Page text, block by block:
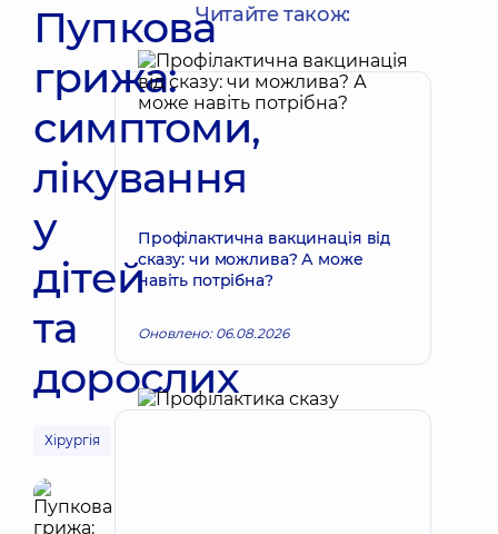
Пупкова
грижа:
симптоми,
лікування
у
дітей
та
дорослих
Хірургія
Читайте також:
Профілактична вакцинація від
сказу: чи можлива? А може
навіть потрібна?
Оновлено: 06.08.2026